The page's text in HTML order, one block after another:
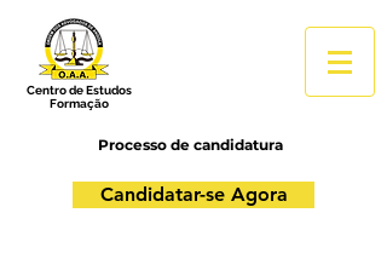
Centro de Estudos
Formação
Processo de candidatura
Candidatar-se Agora